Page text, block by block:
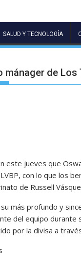
SALUD Y TECNOLOGÍA
mánager de Los
este jueves que
con lo que los
de Russell
más profundo y
del equipo durante
por la divisa a